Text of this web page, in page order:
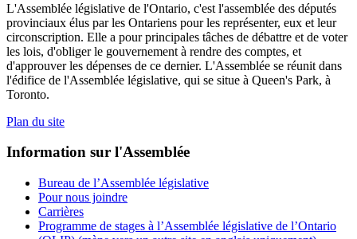
L'Assemblée législative de l'Ontario, c'est l'assemblée des députés
provinciaux élus par les Ontariens pour les représenter, eux et leur
circonscription. Elle a pour principales tâches de débattre et de voter
les lois, d'obliger le gouvernement à rendre des comptes, et
d'approuver les dépenses de ce dernier. L'Assemblée se réunit dans
l'édifice de l'Assemblée législative, qui se situe à Queen's Park, à
Toronto.
Plan du site
Information sur l'Assemblée
Bureau de l’Assemblée législative
Pour nous joindre
Carrières
Programme de stages à l’Assemblée législative de l’Ontario